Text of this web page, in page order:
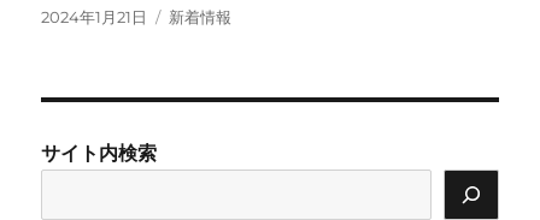
投
2024年1月21日
カ
新着情報
サイト内検索